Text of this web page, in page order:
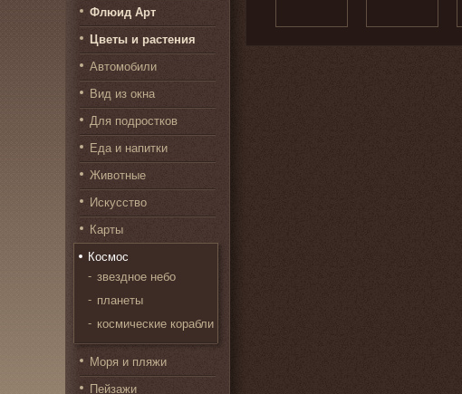
Флюид Арт
Цветы и растения
Автомобили
Вид из окна
Для подростков
Еда и напитки
Животные
Искусство
Карты
Космос
звездное небо
планеты
космические корабли
Моря и пляжи
Пейзажи